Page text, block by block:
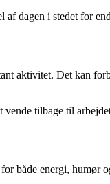
dagen i stedet for
aktivitet. Det kan
tilbage til
både energi, humør